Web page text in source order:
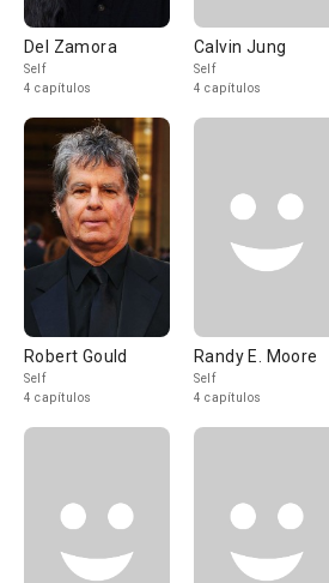
Del Zamora
Self
4 capítulos
Calvin Jung
Self
4 capítulos
Robert Gould
Self
4 capítulos
Randy E. Moore
Self
4 capítulos